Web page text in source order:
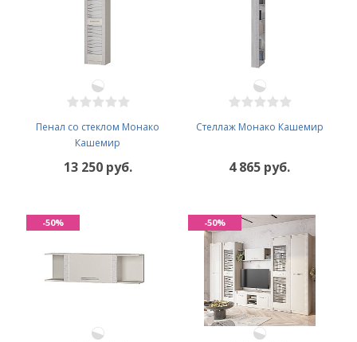
Пенал со стеклом Монако
Кашемир
13 250 руб.
Стеллаж Монако Кашемир
4 865 руб.
-50% -50%